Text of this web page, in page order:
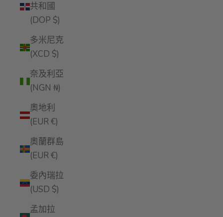
共和國
(DOP $)
多米尼克
(XCD $)
奈及利亞
(NGN ₦)
奧地利
(EUR €)
奧蘭群島
(EUR €)
委內瑞拉
(USD $)
孟加拉